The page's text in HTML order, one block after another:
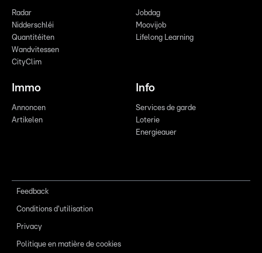
Radar
Nidderschléi
Quantitéiten
Wandvitessen
CityClim
Jobdag
Moovijob
Lifelong Learning
Immo
Annoncen
Artikelen
Info
Services de garde
Loterie
Energieauer
Feedback
Conditions d'utilisation
Privacy
Politique en matière de cookies